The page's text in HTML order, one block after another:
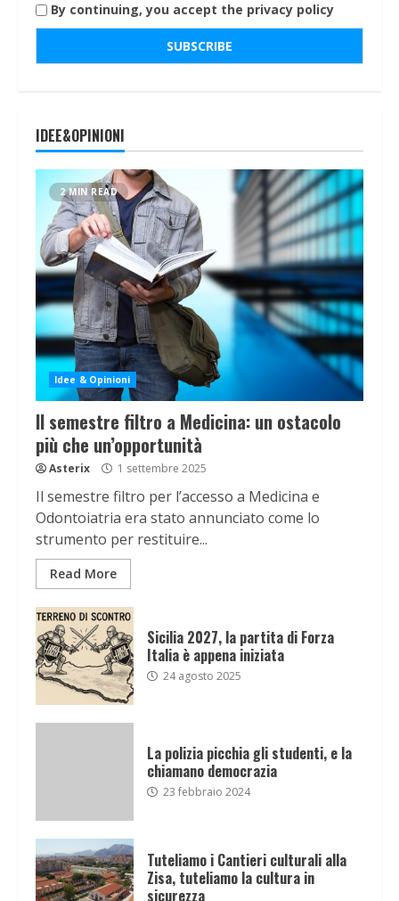
By continuing, you accept the privacy policy
IDEE&OPINIONI
2 MIN READ
Idee & Opinioni
Il semestre filtro a Medicina: un ostacolo
più che un’opportunità
Asterix 1 settembre 2025
Il semestre filtro per l’accesso a Medicina e
Odontoiatria era stato annunciato come lo
strumento per restituire...
Read More
Sicilia 2027, la partita di Forza
Italia è appena iniziata
24 agosto 2025
La polizia picchia gli studenti, e la
chiamano democrazia
23 febbraio 2024
Tuteliamo i Cantieri culturali alla
Zisa, tuteliamo la cultura in
sicurezza